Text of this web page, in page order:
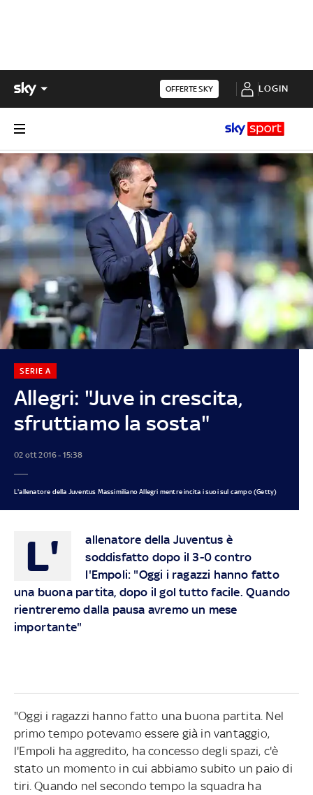
OFFERTE SKY LOGIN
Allegri: "Juve in crescita,
sfruttiamo la sosta"
SERIE A
02 ott 2016 - 15:38
L'allenatore della Juventus Massimiliano Allegri mentre incita i suoi sul campo (Getty)
L'
allenatore della Juventus è
soddisfatto dopo il 3-0 contro
l'Empoli: "Oggi i ragazzi hanno fatto
una buona partita, dopo il gol tutto facile. Quando
rientreremo dalla pausa avremo un mese
importante"
"Oggi i ragazzi hanno fatto una buona partita. Nel
primo tempo potevamo essere già in vantaggio,
l'Empoli ha aggredito, ha concesso degli spazi, c'è
stato un momento in cui abbiamo subito un paio di
tiri. Quando nel secondo tempo la squadra ha